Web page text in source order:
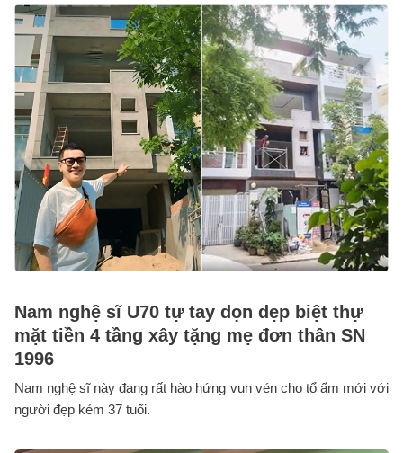
Nam nghệ sĩ U70 tự tay dọn dẹp biệt thự
mặt tiền 4 tầng xây tặng mẹ đơn thân SN
1996
Nam nghệ sĩ này đang rất hào hứng vun vén cho tổ ấm mới với
người đẹp kém 37 tuổi.